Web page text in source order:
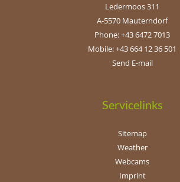
Ledermoos 311
A-5570 Mauterndorf
Phone: +43 6472 7013
Mobile: +43 664 12 36 501
Send E-mail
Servicelinks
Sitemap
Weather
Webcams
Imprint